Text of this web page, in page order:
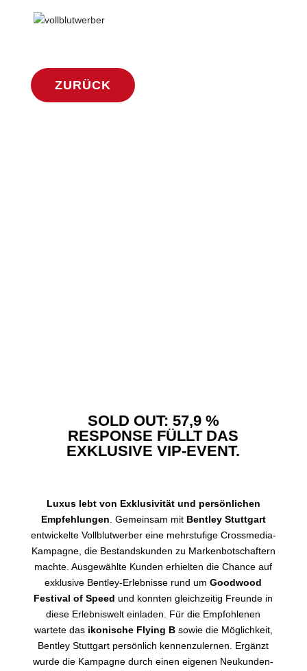
ZURÜCK
SOLD OUT: 57,9 %
RESPONSE FÜLLT DAS
EXKLUSIVE VIP-EVENT.
Luxus lebt von Exklusivität und persönlichen
Empfehlungen . Gemeinsam mit Bentley Stuttgart
entwickelte Vollblutwerber eine mehrstufige Crossmedia-
Kampagne, die Bestandskunden zu Markenbotschaftern
machte. Ausgewählte Kunden erhielten die Chance auf
exklusive Bentley-Erlebnisse rund umGoodwood
Festival of Speed und konnten gleichzeitig Freunde in
diese Erlebniswelt einladen. Für die Empfohlenen
wartete das ikonische Flying Bsowie die Möglichkeit,
Bentley Stuttgart persönlich kennenzulernen. Ergänzt
wurde die Kampagne durch einen eigenen Neukunden-